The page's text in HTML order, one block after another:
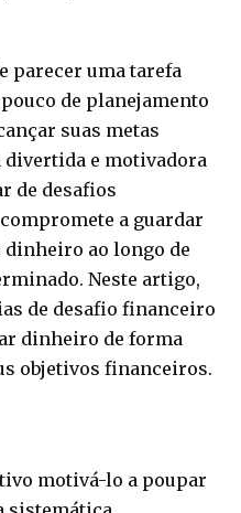
parecer uma tarefa
de planejamento
suas metas
e motivadora
de desafios
a guardar
dinheiro ao longo de
Neste artigo,
de desafio financeiro
dinheiro de forma
objetivos financeiros.
motivá-lo a poupar